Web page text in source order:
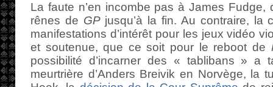
La faute n’en incombe pas à James Fudge,
rênes de GPjusqu’à la fin. Au contraire, la
manifestations d’intérêt pour les jeux vidéo
et soutenue, que ce soit pour le reboot de
possibilité d’incarner des « tablibans » a
meurtrière d’Anders Breivik en Norvège, la